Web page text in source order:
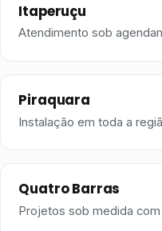
Itaperuçu
Atendimento sob
Piraquara
Instalação em toda a
Quatro Barras
Projetos sob medida